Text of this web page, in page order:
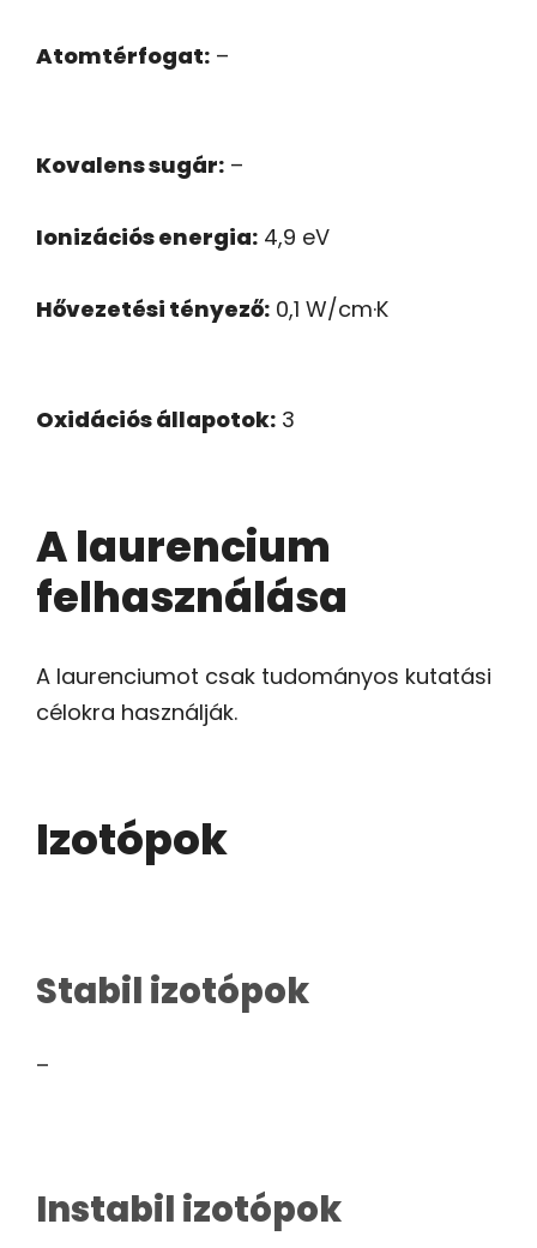
Atomtérfogat: –
Kovalens sugár: –
Ionizációs energia: 4,9 eV
Hővezetési tényező: 0,1 W/cm·K
Oxidációs állapotok: 3
A laurencium
felhasználása
A laurenciumot csak tudományos kutatási
célokra használják.
Izotópok
Stabil izotópok
–
Instabil izotópok